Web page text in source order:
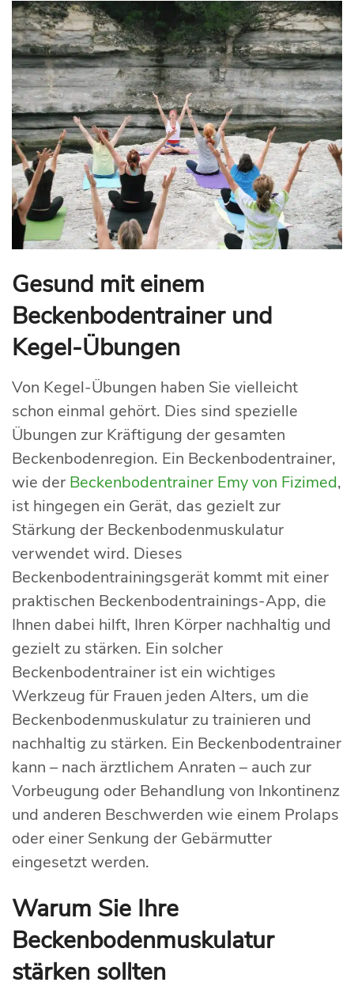
Gesund mit einem
Beckenbodentrainer und
Kegel-Übungen
Von Kegel-Übungen haben Sie vielleicht
schon einmal gehört. Dies sind spezielle
Übungen zur Kräftigung der gesamten
Beckenbodenregion. Ein Beckenbodentrainer,
wie der Beckenbodentrainer Emy von Fizimed,
ist hingegen ein Gerät, das gezielt zur
Stärkung der Beckenbodenmuskulatur
verwendet wird. Dieses
Beckenbodentrainingsgerät kommt mit einer
praktischen Beckenbodentrainings-App, die
Ihnen dabei hilft, Ihren Körper nachhaltig und
gezielt zu stärken. Ein solcher
Beckenbodentrainer ist ein wichtiges
Werkzeug für Frauen jeden Alters, um die
Beckenbodenmuskulatur zu trainieren und
nachhaltig zu stärken. Ein Beckenbodentrainer
kann – nach ärztlichem Anraten – auch zur
Vorbeugung oder Behandlung von Inkontinenz
und anderen Beschwerden wie einem Prolaps
oder einer Senkung der Gebärmutter
eingesetzt werden.
Warum Sie Ihre
Beckenbodenmuskulatur
stärken sollten